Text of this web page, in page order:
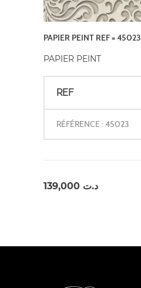
PAPIER PEINT REF = 45023
PAPIER PEINT
REF
RÉFÉRENCE : 45023
د.ت